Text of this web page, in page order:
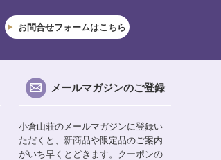
お問合せフォームはこちら
メールマガジンのご登録
小倉山荘のメールマガジンに登録い
ただくと、新商品や限定品のご案内
がいち早くとどきます。クーポンの